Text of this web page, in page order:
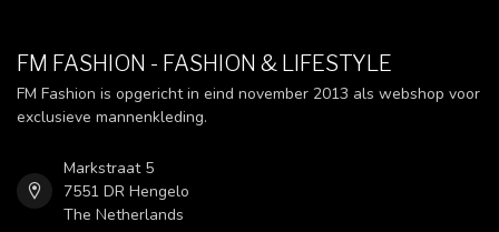
FM FASHION - FASHION & LIFESTYLE
FM Fashion is opgericht in eind november 2013 als webshop voor
exclusieve mannenkleding.
Markstraat 5
7551 DR Hengelo
The Netherlands